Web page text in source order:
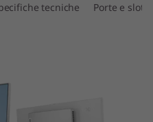
tecniche Porte e slot